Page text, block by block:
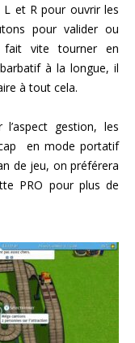
et R pour ouvrir les
pour valider ou
vite tourner en
à la longue, il
à tout cela.
gestion, les
en mode portatif
de jeu, on préférera
PRO pour plus de